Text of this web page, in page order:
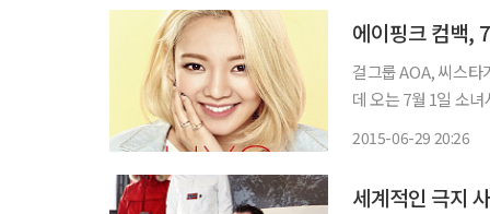
에이핑크 컴백,
걸그룹 AOA, 씨스타가 컴백한 데 이어 오는 7월 16일 에이핑크의 컴백이 확정됐다. 이런 가운
데 오는 7월 1일 소녀시대 효
2015-06-29 20:26
세계적인 극지